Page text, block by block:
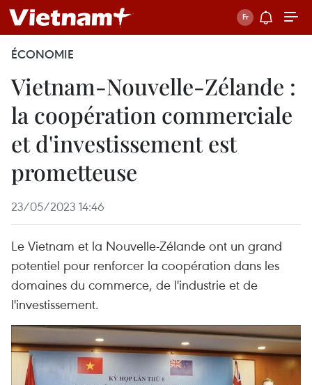
ÉCONOMIE
Vietnam-Nouvelle-Zélande :
la coopération commerciale
et d'investissement est
prometteuse
23/05/2023 14:46
Le Vietnam et la Nouvelle-Zélande ont un grand
potentiel pour renforcer la coopération dans les
domaines du commerce, de l'industrie et de
l'investissement.